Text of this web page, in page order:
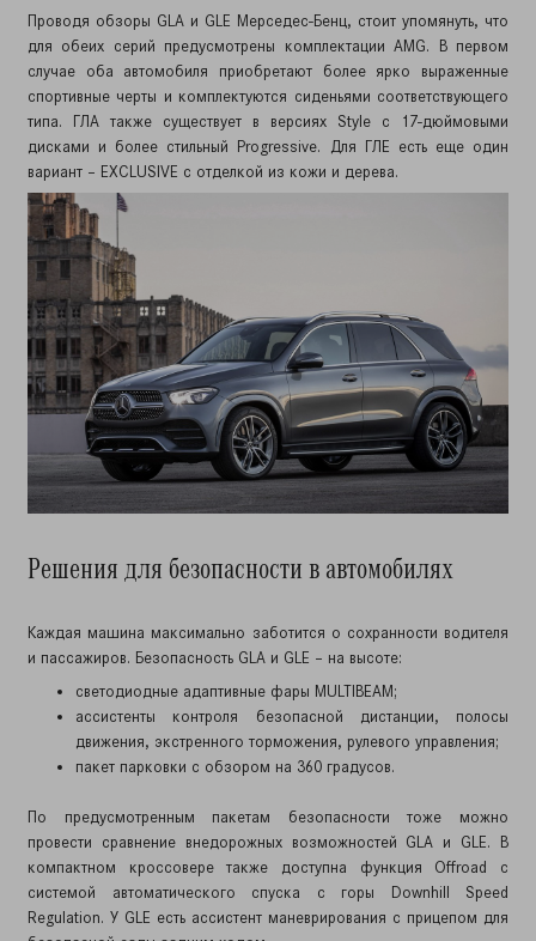
Проводя обзоры GLA и GLE Мерседес-Бенц, стоит упомянуть, что
для обеих серий предусмотрены комплектации AMG. В первом
случае оба автомобиля приобретают более ярко выраженные
спортивные черты и комплектуются сиденьями соответствующего
типа. ГЛА также существует в версиях Style с 17-дюймовыми
дисками и более стильный Progressive. Для ГЛЕ есть еще один
вариант – EXCLUSIVE с отделкой из кожи и дерева.
Решения для безопасности в автомобилях
Каждая машина максимально заботится о сохранности водителя
и пассажиров. Безопасность GLA и GLE – на высоте:
светодиодные адаптивные фары MULTIBEAM;
ассистенты контроля безопасной дистанции, полосы
движения, экстренного торможения, рулевого управления;
пакет парковки с обзором на 360 градусов.
По предусмотренным пакетам безопасности тоже можно
провести сравнение внедорожных возможностей GLA и GLE. В
компактном кроссовере также доступна функция Offroad с
системой автоматического спуска с горы Downhill Speed
Regulation. У GLE есть ассистент маневрирования с прицепом для